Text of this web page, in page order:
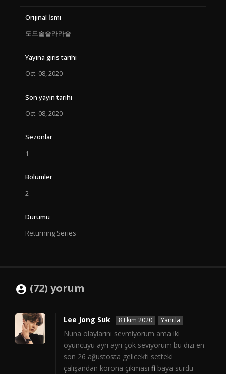
Orijinal İsmi
도도솔솔라라솔
Yayina giris tarihi
Oct. 08, 2020
Son yayın tarihi
Oct. 08, 2020
Sezonlar
1
Bölümler
2
Durumu
Returning Series
(72) yorum
Lee Jong Suk 8 Ekim 2020 Yanıtla
Nuna olaylarını sevmiyorum ama iki
oyuncuyu ayrı ayrı çok seviyorum bu dizi en
son 26 ağustosta gelicekti setteki
çalışandan korona çıkması fln baya sürdü